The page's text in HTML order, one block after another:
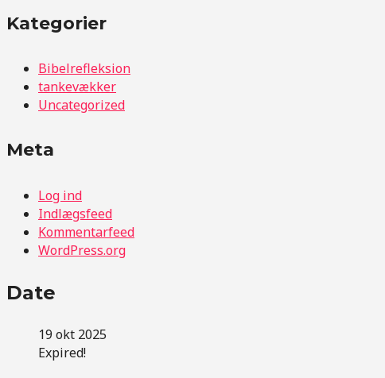
Kategorier
Bibelrefleksion
tankevækker
Uncategorized
Meta
Log ind
Indlægsfeed
Kommentarfeed
WordPress.org
Date
19 okt 2025
Expired!